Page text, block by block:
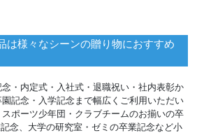
は様々なシーンの贈り物におすすめ
・内定式・入社式・退職祝い・社内表彰か
記念・入学記念まで幅広くご利用いただい
ポーツ少年団・クラブチームのお揃いの卒
念、大学の研究室・ゼミの卒業記念など小